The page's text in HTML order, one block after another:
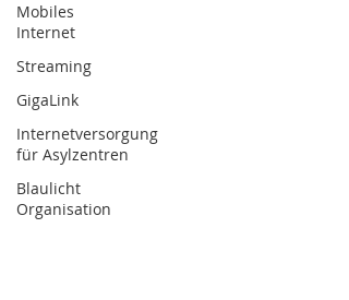
Mobiles
Internet
Streaming
GigaLink
Internetversorgung
für Asylzentren
Blaulicht
Organisation